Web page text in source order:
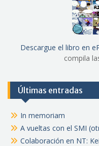
Descargue el libro en
compila
Últimas entradas
In memoriam
A vueltas con el SMI
Colaboración en NT: